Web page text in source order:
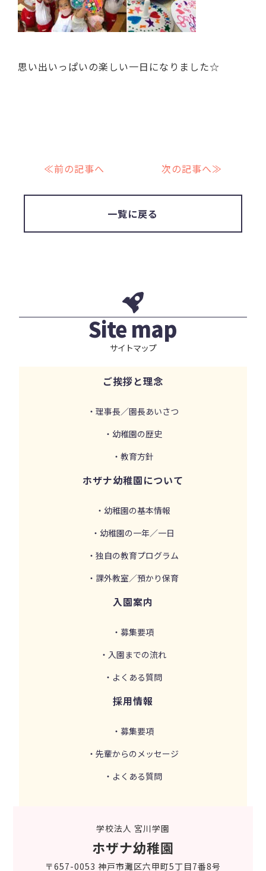
思い出いっぱいの楽しい一日になりました☆
≪前の記事へ 次の記事へ≫
一覧に戻る
Site map
サイトマップ
ご挨拶と理念
・理事長／園長あいさつ
・幼稚園の歴史
・教育方針
ホザナ幼稚園について
・幼稚園の基本情報
・幼稚園の一年／一日
・独自の教育プログラム
・課外教室／預かり保育
入園案内
・募集要項
・入園までの流れ
・よくある質問
採用情報
・募集要項
・先輩からのメッセージ
・よくある質問
学校法人 宮川学園
ホザナ幼稚園
〒657-0053 神戸市灘区六甲町5丁目7番8号